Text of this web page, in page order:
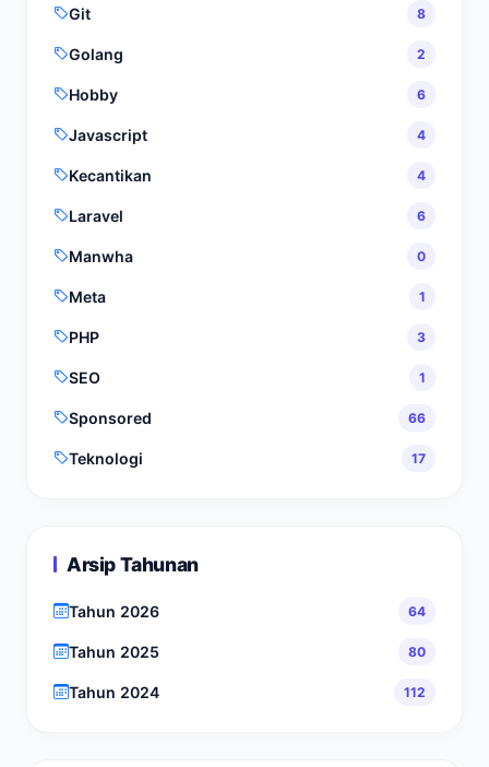
Git 8
Golang 2
Hobby 6
Javascript 4
Kecantikan 4
Laravel 6
Manwha 0
Meta 1
PHP 3
SEO 1
Sponsored 66
Teknologi 17
Arsip Tahunan
Tahun 2026 64
Tahun 2025 80
Tahun 2024 112